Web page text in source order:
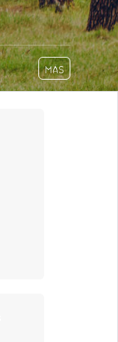
MÁS